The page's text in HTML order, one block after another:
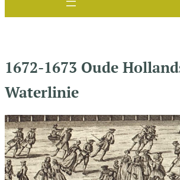
1672-1673 Oude
Waterlinie